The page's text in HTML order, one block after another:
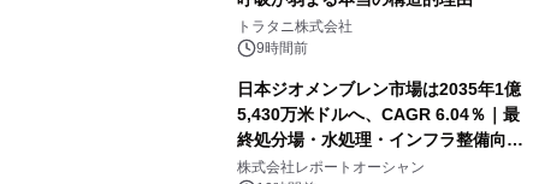
トラタニ株式会社
9時間前
日本ジオメンブレン市場は2035年1億
5,430万米ドルへ、CAGR 6.04％｜最
終処分場・水処理・インフラ整備向け
需要拡大
株式会社レポートオーシャン